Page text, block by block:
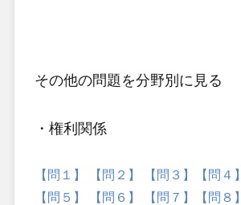
その他の問題 を分野別に見る
・権利関係
【問１】 【問２】 【問３】
【問４】
【問５】
【問６】 【問７】
【問８】